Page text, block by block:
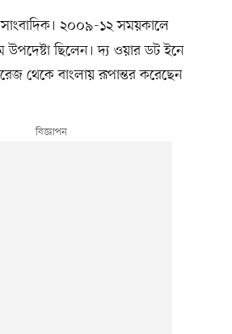
২০০৯-১২ সময়কালে
উপদেষ্টা ছিলেন। দ্য ওয়ার ডট ইনে
থেকে বাংলায় রূপান্তর করেছেন